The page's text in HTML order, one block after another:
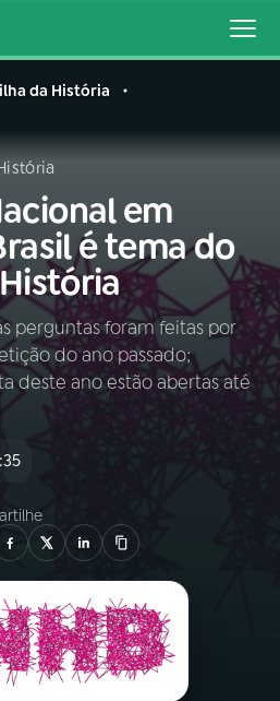
AO VIVO
da História
em
é tema do
perguntas foram feitas por
do ano passado;
deste ano estão abertas até